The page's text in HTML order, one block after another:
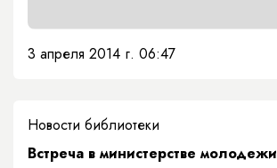
3 апреля 2014 г. 06:47
Новости библиотеки
Встреча в министерстве молодежи